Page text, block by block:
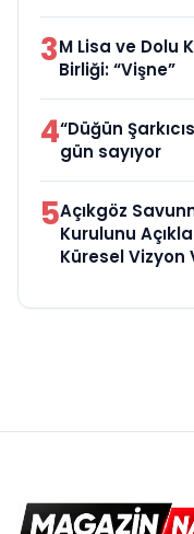
3M Lisa ve Dolu
Birliği: “Vişne”
4“Düğün
gün sayıyor
5Açıkgöz
Kurulunu
Küresel Vizyon